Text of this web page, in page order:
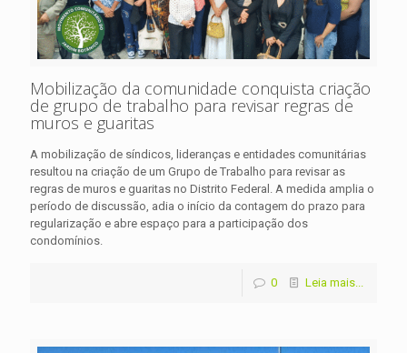
Mobilização da comunidade conquista criação
de grupo de trabalho para revisar regras de
muros e guaritas
A mobilização de síndicos, lideranças e entidades comunitárias
resultou na criação de um Grupo de Trabalho para revisar as
regras de muros e guaritas no Distrito Federal. A medida amplia o
período de discussão, adia o início da contagem do prazo para
regularização e abre espaço para a participação dos
condomínios.
0 Leia mais...